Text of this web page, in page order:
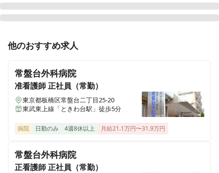
正看護師 正社員（常勤）
【板橋区・上板橋駅～徒歩30秒◎】寮あり◎賞与3.7ヶ
イさの急性期病院♪
他のおすすめ求人
常盤台外科病院
准看護師正社員（常勤）
東京都板橋区常盤台二丁目25-20
東武東上線「ときわ台駅」徒歩5分
病院 日勤のみ 4週8休以上 月給21.1万円〜31.9万円
常盤台外科病院
正看護師正社員（常勤）